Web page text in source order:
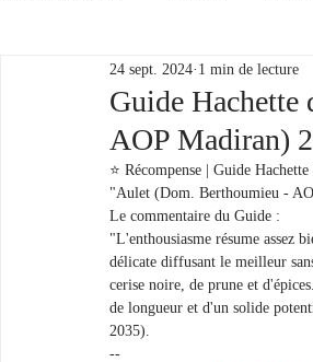
Chambre d’Amour Vins
Dégustations Evénements
Guide
AOP Madiran)
24 sept. 2024 1 min de lecture
⭐️ Récompense | Guide
"Aulet (Dom. Berthoumieu -
Le commentaire du Guide :
"L'enthousiasme résume assez
délicate diffusant le meilleur
cerise noire, de prune et
de longueur et d'un solide
2035).
--